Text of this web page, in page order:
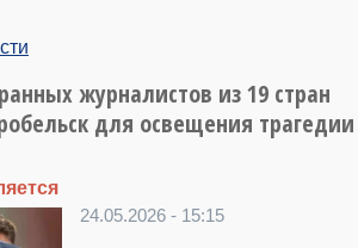
журналистов из 19 стран
для освещения трагедии
24.05.2026 - 15:15